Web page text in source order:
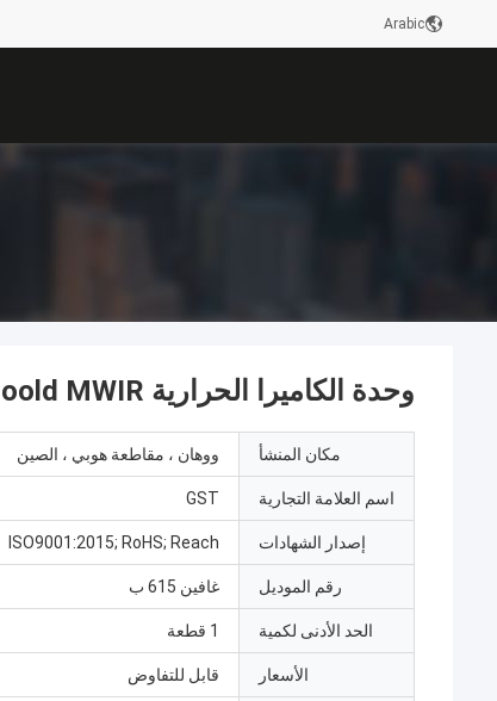
Arabic
وحدة الكاميرا الحرارية GAVIN615B Coold MWIR
مكان المنشأ ووهان ، مقاطعة هوبي ، الصين
اسم العلامة التجارية GST
إصدار الشهادات ISO9001:2015; RoHS; Reach
رقم الموديل غافين 615 ب
الحد الأدنى لكمية 1 قطعة
الأسعار قابل للتفاوض